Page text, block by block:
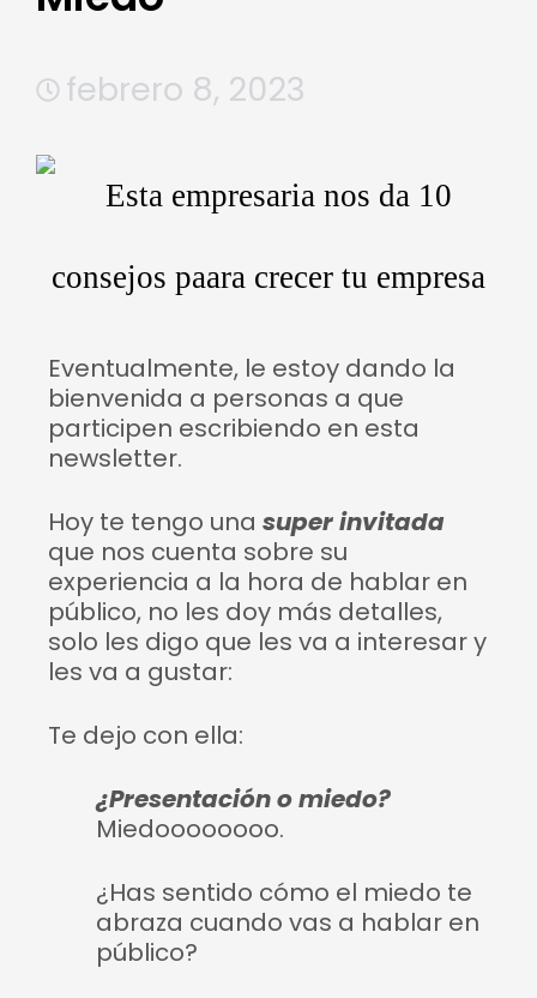
febrero 8, 2023
Eventualmente, le estoy dando la
bienvenida a personas a que
participen escribiendo en esta
newsletter.
Hoy te tengo una super invitada
que nos cuenta sobre su
experiencia a la hora de hablar en
público, no les doy más detalles,
solo les digo que les va a interesar y
les va a gustar:
Te dejo con ella:
¿Presentación o miedo?
Miedoooooooo.
¿Has sentido cómo el miedo te
abraza cuando vas a hablar en
público?